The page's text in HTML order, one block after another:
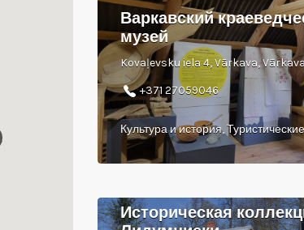
Варкавский
музей
+371 27059046
Культура и история,
Историческая